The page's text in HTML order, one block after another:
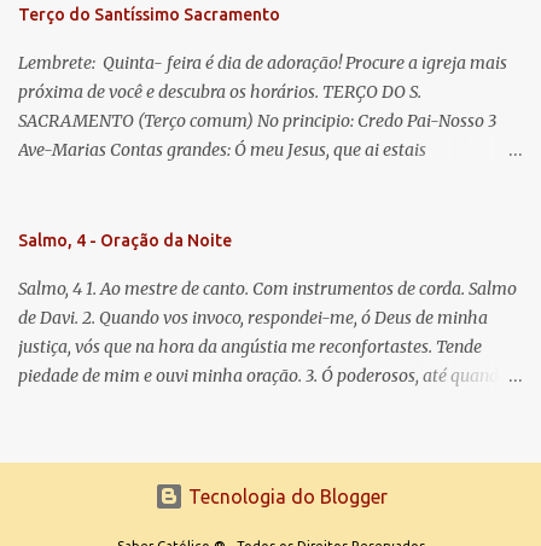
Terço do Santíssimo Sacramento
Lembrete: Quinta- feira é dia de adoração! Procure a igreja mais
próxima de você e descubra os horários. TERÇO DO S.
SACRAMENTO (Terço comum) No principio: Credo Pai-Nosso 3
Ave-Marias Contas grandes: Ó meu Jesus, que ai estais
Vós morra eu! Nas contas pequenas: Sacramento de Amor!
que nos salva, dá-nos Vossa força, Vosso perdão e a Vossa
misericórdia. (no fim) Rezar 3 vezes: Louvores e graças se deem a
cada momento ao Santíssimo e Diviníssimo Sacramento.
Salmo, 4 - Oração da Noite
Salmo, 4 1. Ao mestre de canto. Com instrumentos de corda. Salmo
de Davi. 2. Quando vos invoco, respondei-me, ó Deus de minha
justiça, vós que na hora da angústia me reconfortastes. Tende
piedade de mim e ouvi minha oração. 3. Ó poderosos, até quando
o Senhor me ouviu quando o invoquei. 5. Tremei, mas sem pecar;
refleti em vossos corações, quando estiverdes em vossos leitos, e
Tecnologia do Blogger